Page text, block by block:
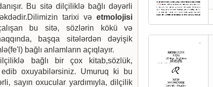
Bu sitə dilçiliklə bağlı dəyərli
tarixi vəetmolojisi
bu sitə, sözlərin kökü və
başqa sitələrdən dəyişik
bağlı anlamların açıqlayır.
bağlı bir çox kitab,sözlük,
oxuyabilərsiniz. Umuruq ki bu
sayın oxucular yardımıyla, dilçilik